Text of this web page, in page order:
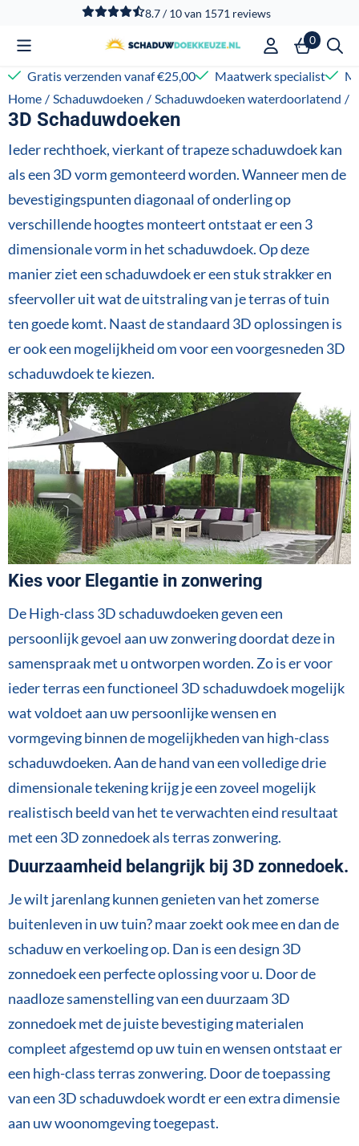
Cookievoorkeuren zijn beschikbaar. Kies instellingen of
8.7 / 10van 1571 reviews
0
Gratis verzenden vanaf €25,00 Maatwerk specialist
Home / Schaduwdoeken / Schaduwdoeken waterdoorlatend /
3D Schaduwdoeken
Ieder rechthoek, vierkant of trapeze schaduwdoek kan
als een 3D vorm gemonteerd worden. Wanneer men de
bevestigingspunten diagonaal of onderling op
verschillende hoogtes monteert ontstaat er een 3
dimensionale vorm in het schaduwdoek. Op deze
manier ziet een schaduwdoek er een stuk strakker en
sfeervoller uit wat de uitstraling van je terras of tuin
ten goede komt. Naast de standaard 3D oplossingen is
er ook een mogelijkheid om voor een voorgesneden 3D
schaduwdoek te kiezen.
Kies voor Elegantie in zonwering
De High-class 3D schaduwdoeken geven een
persoonlijk gevoel aan uw zonwering doordat deze in
samenspraak met u ontworpen worden. Zo is er voor
ieder terras een functioneel 3D schaduwdoek mogelijk
wat voldoet aan uw persoonlijke wensen en
vormgeving binnen de mogelijkheden van high-class
schaduwdoeken. Aan de hand van een volledige drie
dimensionale tekening krijg je een zoveel mogelijk
realistisch beeld van het te verwachten eind resultaat
met een 3D zonnedoek als terras zonwering.
Duurzaamheid belangrijk bij 3D zonnedoek.
Je wilt jarenlang kunnen genieten van het zomerse
buitenleven in uw tuin? maar zoekt ook mee en dan de
schaduw en verkoeling op. Dan is een design 3D
zonnedoek een perfecte oplossing voor u. Door de
naadloze samenstelling van een duurzaam 3D
zonnedoek met de juiste bevestiging materialen
compleet afgestemd op uw tuin en wensen ontstaat er
een high-class terras zonwering. Door de toepassing
van een 3D schaduwdoek wordt er een extra dimensie
aan uw woonomgeving toegepast.